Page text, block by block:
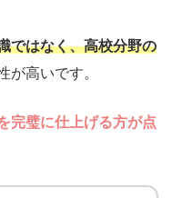
ではなく、高校分野の
が高いです。
完璧に仕上げる方が点